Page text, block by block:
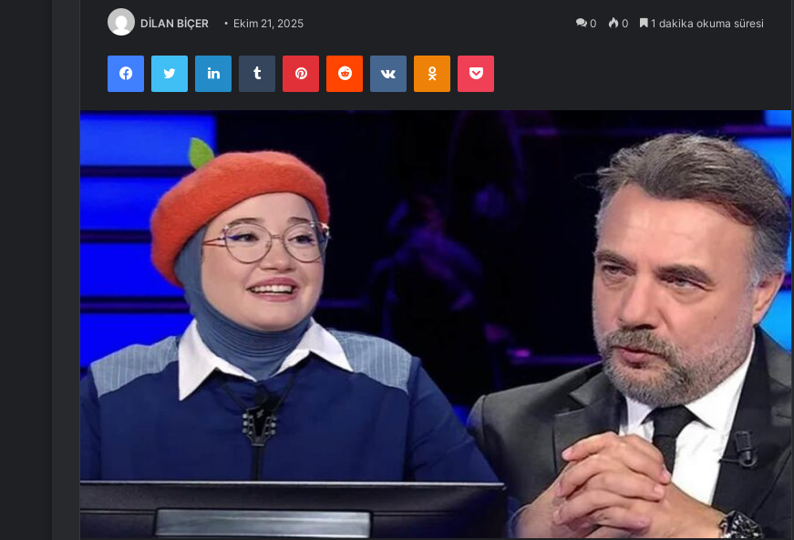
DİLAN BİÇER Ekim 21, 2025 0 0 1 dakika okuma süresi
FacebookTwitter LinkedInTumblr PinterestReddit VKontakteOdnoklassniki
Pocket